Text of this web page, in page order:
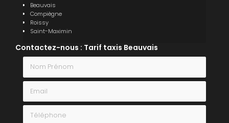
Beauvais
Compiègne
Roissy
Saint-Maximin
Contactez-nous : Tarif taxis Beauvais
Nom Prénom
Email
Téléphone